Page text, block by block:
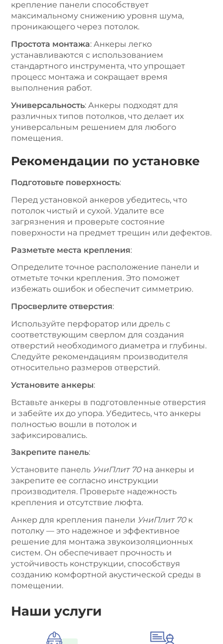
крепление панели способствует
максимальному снижению уровня шума,
проникающего через потолок.
Простота монтажа: Анкеры легко
устанавливаются с использованием
стандартного инструмента, что упрощает
процесс монтажа и сокращает время
выполнения работ.
Универсальность: Анкеры подходят для
различных типов потолков, что делает их
универсальным решением для любого
помещения.
Рекомендации по установке
Подготовьте поверхность:
Перед установкой анкеров убедитесь, что
потолок чистый и сухой. Удалите все
загрязнения и проверьте состояние
поверхности на предмет трещин или дефектов.
Разметьте места крепления:
Определите точное расположение панели и
отметьте точки крепления. Это поможет
избежать ошибок и обеспечит симметрию.
Просверлите отверстия:
Используйте перфоратор или дрель с
соответствующим сверлом для создания
отверстий необходимого диаметра и глубины.
Следуйте рекомендациям производителя
относительно размеров отверстий.
Установите анкеры:
Вставьте анкеры в подготовленные отверстия
и забейте их до упора. Убедитесь, что анкеры
полностью вошли в потолок и
зафиксировались.
Закрепите панель:
Установите панель УниПлит 70на анкеры и
закрепите ее согласно инструкции
производителя. Проверьте надежность
крепления и отсутствие люфта.
Анкер для крепления панели УниПлит 70к
потолку — это надежное и эффективное
решение для монтажа звукоизоляционных
систем. Он обеспечивает прочность и
устойчивость конструкции, способствуя
созданию комфортной акустической среды в
помещении.
Наши услуги